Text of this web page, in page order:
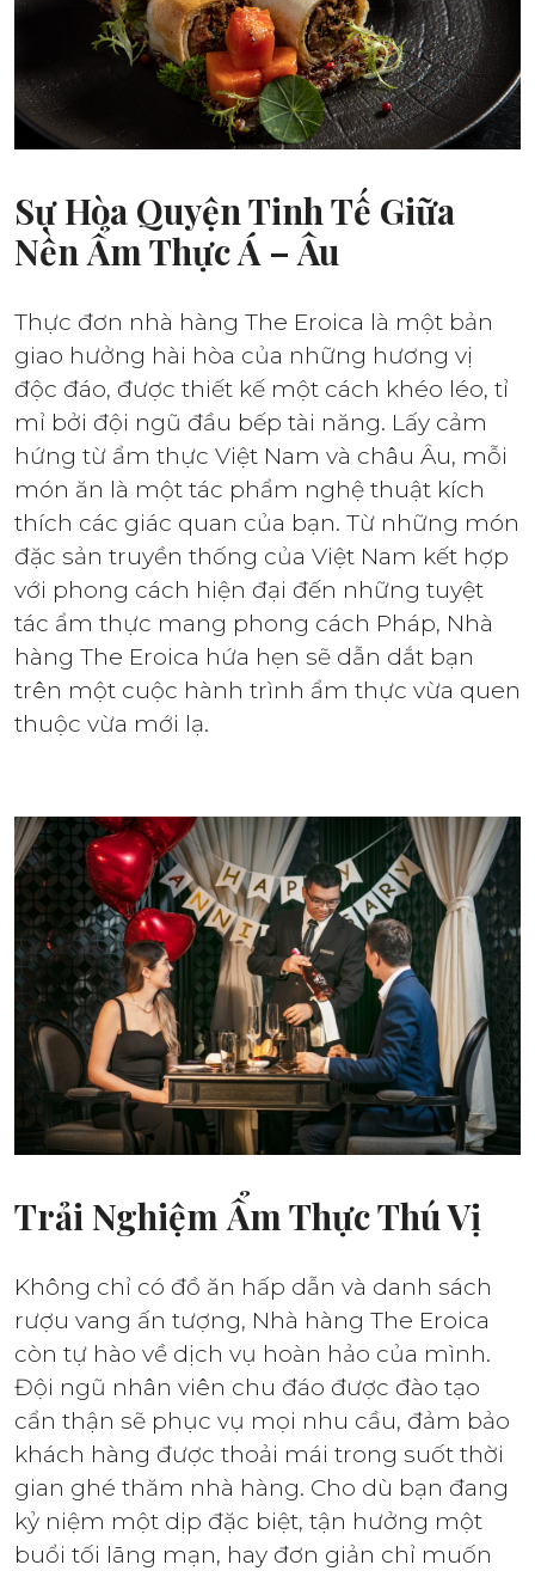
Sự Hòa Quyện Tinh Tế Giữa
Nền Ẩm Thực Á – Âu
Thực đơn nhà hàng The Eroica là một bản
giao hưởng hài hòa của những hương vị
độc đáo, được thiết kế một cách khéo léo, tỉ
mỉ bởi đội ngũ đầu bếp tài năng. Lấy cảm
hứng từ ẩm thực Việt Nam và châu Âu, mỗi
món ăn là một tác phẩm nghệ thuật kích
thích các giác quan của bạn. Từ những món
đặc sản truyền thống của Việt Nam kết hợp
với phong cách hiện đại đến những tuyệt
tác ẩm thực mang phong cách Pháp, Nhà
hàng The Eroica hứa hẹn sẽ dẫn dắt bạn
trên một cuộc hành trình ẩm thực vừa quen
thuộc vừa mới lạ.
Trải Nghiệm Ẩm Thực Thú Vị
Không chỉ có đồ ăn hấp dẫn và danh sách
rượu vang ấn tượng, Nhà hàng The Eroica
còn tự hào về dịch vụ hoàn hảo của mình.
Đội ngũ nhân viên chu đáo được đào tạo
cẩn thận sẽ phục vụ mọi nhu cầu, đảm bảo
khách hàng được thoải mái trong suốt thời
gian ghé thăm nhà hàng. Cho dù bạn đang
kỷ niệm một dịp đặc biệt, tận hưởng một
buổi tối lãng mạn, hay đơn giản chỉ muốn